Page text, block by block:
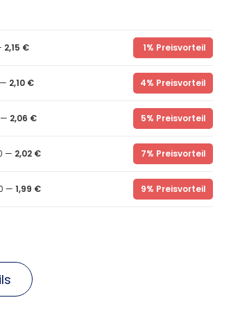
2,15 € 1% Preisvorteil
2,10 € 4% Preisvorteil
2,06 € 5% Preisvorteil
— 2,02 € 7% Preisvorteil
— 1,99 € 9% Preisvorteil